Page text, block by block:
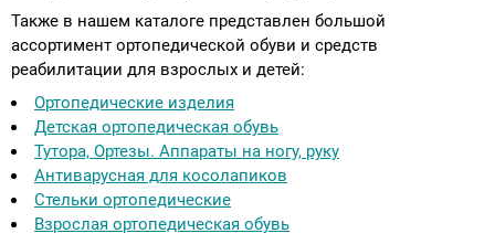
Также в нашем каталоге представлен большой
ассортимент ортопедической обуви и средств
реабилитации для взрослых и детей:
Ортопедические изделия
Детская ортопедическая обувь
Тутора, Ортезы. Аппараты на ногу, руку
Антиварусная для косолапиков
Стельки ортопедические
Взрослая ортопедическая обувь